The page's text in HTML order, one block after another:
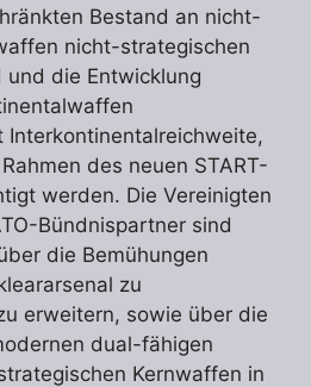
Bestand an nicht-
nicht-strategischen
die Entwicklung
Interkontinentalreichweite,
des neuen START-
werden. Die Vereinigten
Bündnispartner sind
die Bemühungen
zu
erweitern, sowie über die
dual-fähigen
Kernwaffen in